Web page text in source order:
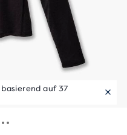
auf 37